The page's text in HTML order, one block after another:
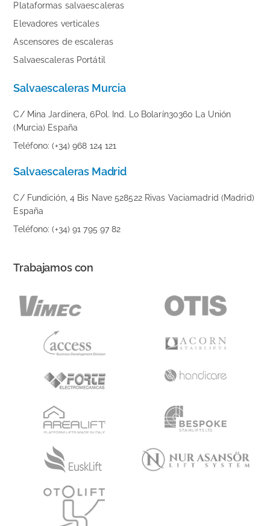
Plataformas salvaescaleras
Elevadores verticales
Ascensores de escaleras
Salvaescaleras Portátil
Salvaescaleras Murcia
C/ Mina Jardinera, 6Pol. Ind. Lo Bolarín30360 La Unión
(Murcia) España
Teléfono: (+34) 968 124 121
Salvaescaleras Madrid
C/ Fundición, 4 Bis Nave 528522 Rivas Vaciamadrid (Madrid)
España
Teléfono: (+34) 91 795 97 82
Trabajamos con